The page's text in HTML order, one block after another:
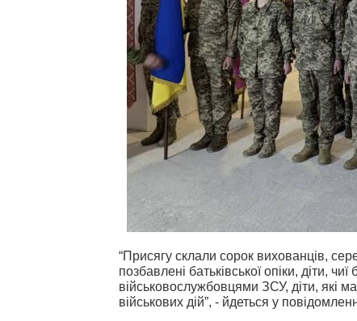
“Присягу склали сорок вихованців,
позбавлені батьківської опіки, діти,
військовослужбовцями ЗСУ, діти, які
військових дій”, - йдеться у